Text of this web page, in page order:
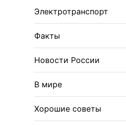
Электротранспорт
Факты
Новости России
В мире
Хорошие советы